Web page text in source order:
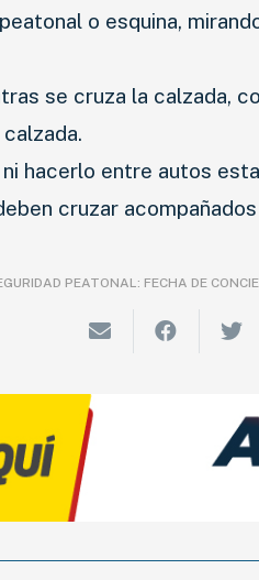
o esquina,
se cruza la calzada,
hacerlo entre autos
cruzar
PEATONAL: FECHA DE